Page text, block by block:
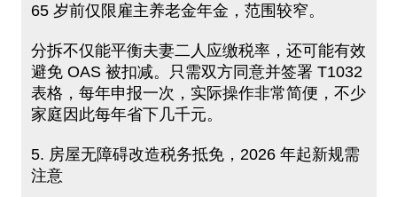
65 岁前仅限雇主养老金年金，范围较窄。
分拆不仅能平衡夫妻二人应缴税率，还可能有效
避免 OAS 被扣减。只需双方同意并签署 T1032
表格，每年申报一次，实际操作非常简便，不少
家庭因此每年省下几千元。
5. 房屋无障碍改造税务抵免，2026 年起新规需
注意